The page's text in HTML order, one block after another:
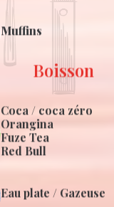
Muffins
Boisson
Coca / coca zéro
Orangina
Fuze Tea
Red Bull
Eau plate / Gazeuse